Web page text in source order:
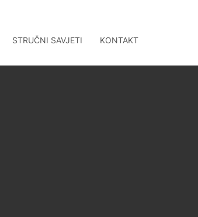
STRUČNI SAVJETI KONTAKT